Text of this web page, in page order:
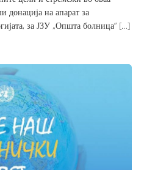
донација на апарат за
за ЈЗУ „Општа болница“ […]